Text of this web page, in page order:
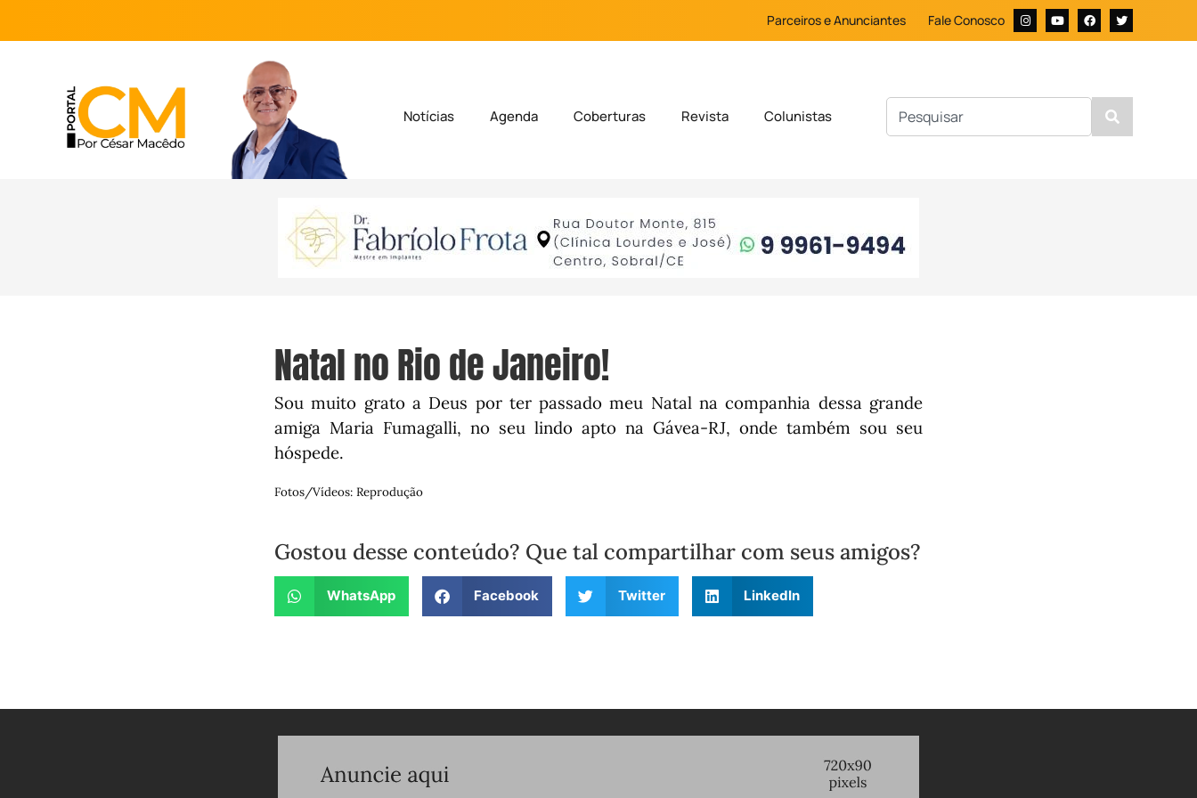
Parceiros e Anunciantes Fale Conosco
Notícias Agenda Coberturas Revista Colunistas
Natal no Rio de Janeiro!
Sou muito grato a Deus por ter passado meu Natal na companhia dessa grande
amiga Maria Fumagalli, no seu lindo apto na Gávea-RJ, onde também sou seu
hóspede.
Fotos/Vídeos: Reprodução
Gostou desse conteúdo? Que tal compartilhar com seus amigos?
WhatsApp Facebook Twitter LinkedIn